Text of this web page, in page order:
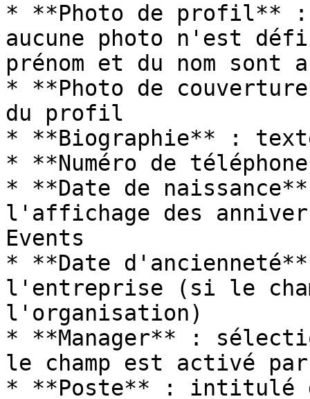
* **Photo de profil** :
aucune photo n'est
prénom et du nom sont
* **Photo de
du profil
* **Biographie** :
* **Numéro de
* **Date de
l'affichage des
Events
* **Date
l'entreprise (si le
l'organisation)
* **Manager** :
le champ est activé
* **Poste** : intitulé